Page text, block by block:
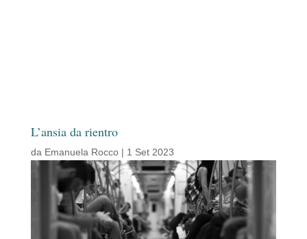
L’ansia da rientro
da Emanuela Rocco| 1 Set 2023